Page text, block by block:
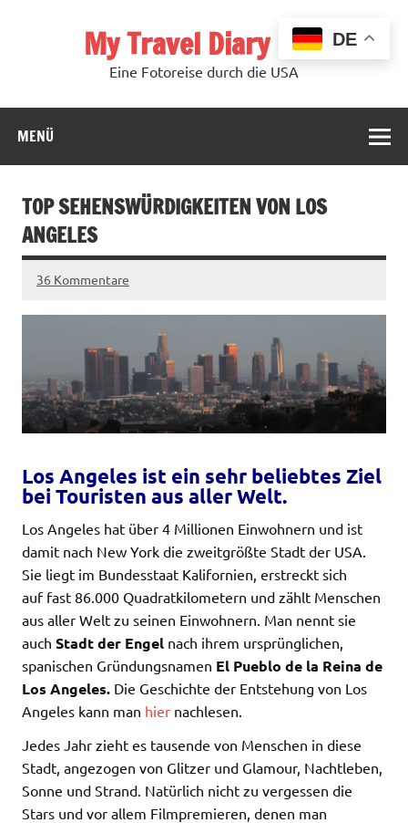
My Travel Diary USA
Eine Fotoreise durch die USA
MENÜ
TOP SEHENSWÜRDIGKEITEN VON LOS
ANGELES
36 Kommentare
Los Angeles ist ein sehr beliebtes Ziel
bei Touristen aus aller Welt.
Los Angeles hat über 4 Millionen Einwohnern und ist
damit nach New York die zweitgrößte Stadt der USA.
Sie liegt im Bundesstaat Kalifornien, erstreckt sich
auf fast 86.000 Quadratkilometern und zählt Menschen
aus aller Welt zu seinen Einwohnern. Man nennt sie
auch Stadt der Engel nach ihrem ursprünglichen,
spanischen Gründungsnamen El Pueblo de la Reina de
Los Angeles. Die Geschichte der Entstehung von Los
Angeles kann man hier nachlesen.
Jedes Jahr zieht es tausende von Menschen in diese
Stadt, angezogen von Glitzer und Glamour, Nachtleben,
Sonne und Strand. Natürlich nicht zu vergessen die
Stars und vor allem Filmpremieren, denen man
DE